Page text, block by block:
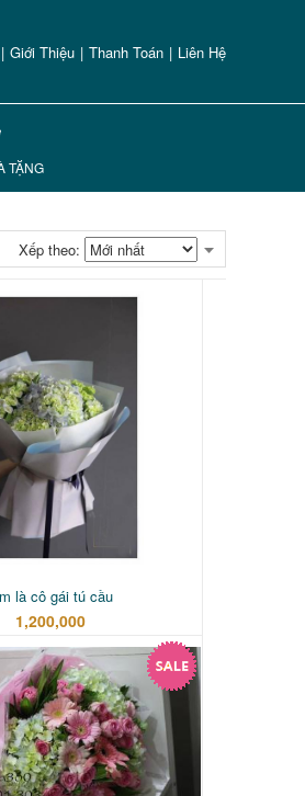
| Giới Thiệu | Thanh Toán | Liên Hệ
TẶNG
Xếp theo:
là cô gái tú cầu
1,200,000